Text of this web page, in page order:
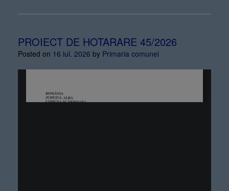
PROIECT DE HOTARARE 45/2026
Posted on 16 iul. 2026 by Primaria comunei